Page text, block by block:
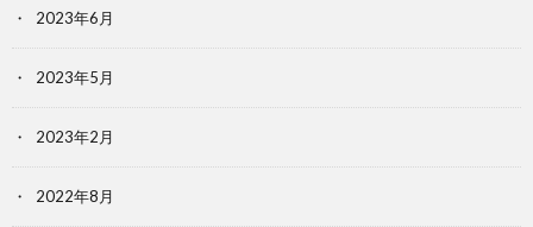
2023年6月
2023年5月
2023年2月
2022年8月